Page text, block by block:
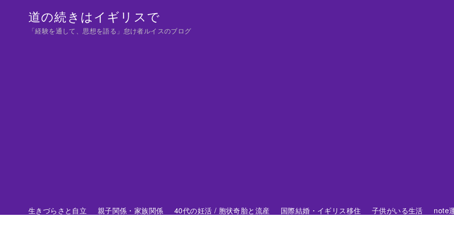
道の続きはイギリスで
「経験を通して、思想を語る」怠け者ルイスのブログ
生きづらさと自立 親子関係・家族関係 40代の妊活 / 胞状奇胎と流産 国際結婚・イギリス移住 子供がいる生活 note